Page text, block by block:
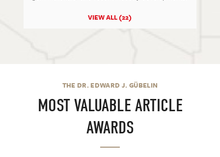
VIEW ALL (22)
THE DR. EDWARD J. GÜBELIN
MOST VALUABLE ARTICLE
AWARDS